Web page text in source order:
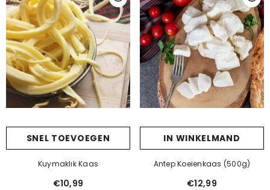
SNEL TOEVOEGEN
Kuymaklık Kaas
€10,99
IN WINKELMAND
Antep Koeienkaas (500g)
€12,99